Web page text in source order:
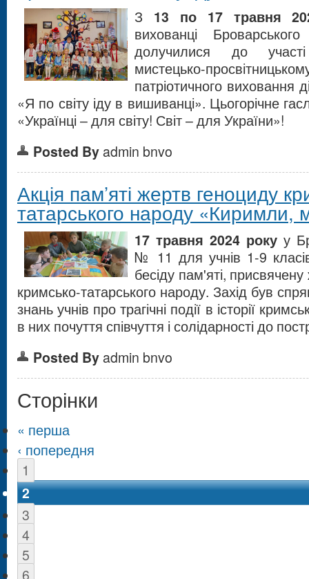
З 13 по 17 травня
вихованці
долучилися до
мистецько-
патріотичного виховання
«Я по світу іду в вишиванці». Цьогорічне
«Українці – для світу! Світ – для України»!
Posted By admin bnvo
Акція пам’яті жертв геноциду
татарського народу «Киримли,
17 травня 2024 року у
№ 11 для учнів 1-9
бесіду пам'яті,
кримсько-татарського народу. Захід був
знань учнів про трагічні події в історії
в них почуття співчуття і солідарності до
Posted By admin bnvo
Сторінки
« перша
‹ попередня
1
2
3
4
5
6